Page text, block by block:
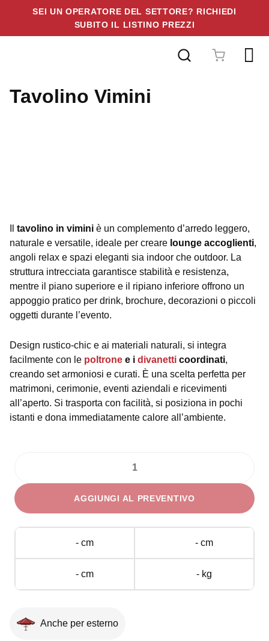
SEI UN OPERATORE DEL SETTORE? RICHIEDI
SUBITO IL LISTINO PREZZI
Tavolino Vimini
tavolino in vimini è un complemento d’arredo leggero,
naturale e versatile, ideale per creare lounge accoglienti,
angoli relax e spazi eleganti sia indoor che outdoor. La
struttura intrecciata garantisce stabilità e resistenza,
mentre il piano superiore e il ripiano inferiore offrono un
appoggio pratico per drink, brochure, decorazioni o piccoli
oggetti durante l’evento.
Design rustico‑chic e ai materiali naturali, si integra
facilmente con le poltrone e i divanetti coordinati,
creando set armoniosi e curati. È una scelta perfetta per
matrimoni, cerimonie, eventi aziendali e ricevimenti
all’aperto. Si trasporta con facilità, si posiziona in pochi
istanti e dona immediatamente calore all’ambiente.
Tavolino
quantità
AGGIUNGI AL PREVENTIVO
- cm - cm
- cm - kg
Anche per esterno